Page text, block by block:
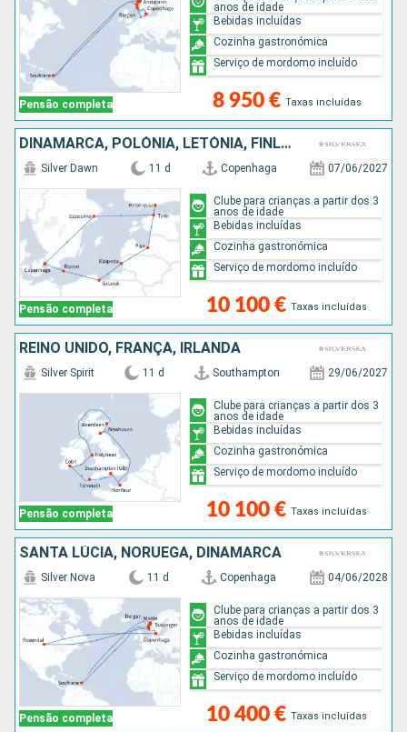
Pensão completa 8 950 € Taxas incluídas
anos de idade
Bebidas incluídas
Cozinha gastronómica
Serviço de mordomo incluído
DINAMARCA, POLÓNIA, LETÓNIA, FINLÂNDIA, ESTÓNIA, SUÉCIA
Pensão completa
Silver Dawn 11 d Copenhaga 07/06/2027
10 100 € Taxas incluídas
Clube para crianças a partir dos 3
anos de idade
Bebidas incluídas
Cozinha gastronómica
Serviço de mordomo incluído
REINO UNIDO, FRANÇA, IRLANDA
Pensão completa
Silver Spirit 11 d Southampton 29/06/2027
10 100 € Taxas incluídas
Clube para crianças a partir dos 3
anos de idade
Bebidas incluídas
Cozinha gastronómica
Serviço de mordomo incluído
SANTA LÚCIA, NORUEGA, DINAMARCA
Pensão completa
Silver Nova 11 d Copenhaga 04/06/2028
10 400 € Taxas incluídas
Clube para crianças a partir dos 3
anos de idade
Bebidas incluídas
Cozinha gastronómica
Serviço de mordomo incluído